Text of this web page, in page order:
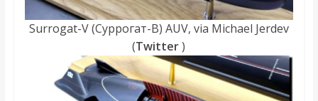
Surrogat-V (Суррогат-В) AUV, via Michael Jerdev
(Twitter)